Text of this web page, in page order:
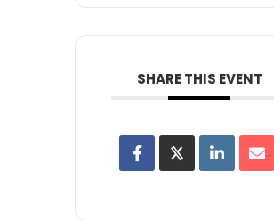
SHARE THIS EVENT